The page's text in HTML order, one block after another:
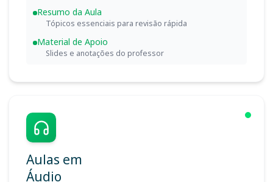
Resumo da Aula
Tópicos essenciais para revisão rápida
Material de Apoio
Slides e anotações do professor
Aulas em
Áudio